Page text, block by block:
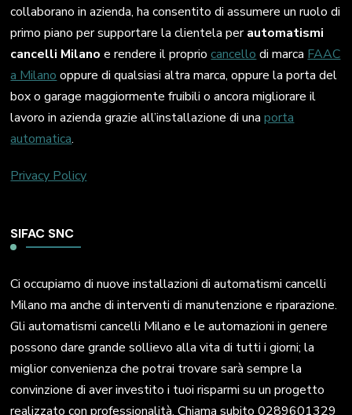
collaborano in azienda, ha consentito di assumere un ruolo di
primo piano per supportare la clientela perautomatismi
cancelli Milano e rendere il propriocancello di marca FAAC
a Milano oppure di qualsiasi altra marca, oppure la porta del
box o garage maggiormente fruibili o ancora migliorare il
lavoro in azienda grazie all’installazione di unaporta
automatica.
Privacy Policy
SIFAC SNC
Ci occupiamo di nuove installazioni di automatismi cancelli
Milano ma anche di interventi di manutenzione e riparazione.
Gli automatismi cancelli Milano e le automazioni in genere
possono dare grande sollievo alla vita di tutti i giorni; la
miglior convenienza che potrai trovare sarà sempre la
convinzione di aver investito i tuoi risparmi su un progetto
realizzato con professionalità. Chiama subito 0289601329